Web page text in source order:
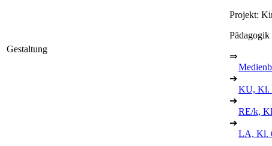
Gestaltung
Projekt:
Pädagogik
⇒
➔
KU, Kl.
➔
RE/k,
➔
LA, Kl.